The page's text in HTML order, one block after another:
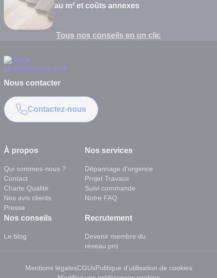
au m² et coûts annexes
Tous nos conseils en un clic
À propos
Qui sommes-nous ?
Contact
Charte Qualité
Nos avis clients
Presse
Nos services
Dépannage d'urgence
Projet Travaux
Suivi commande
Notre FAQ
Nos conseils
Le blog
Recrutement
Devenir membre du
réseau pro
Nous contacter
Contactez-nous
Mentions légalesCGUsPolitique d'utilisation de cookies